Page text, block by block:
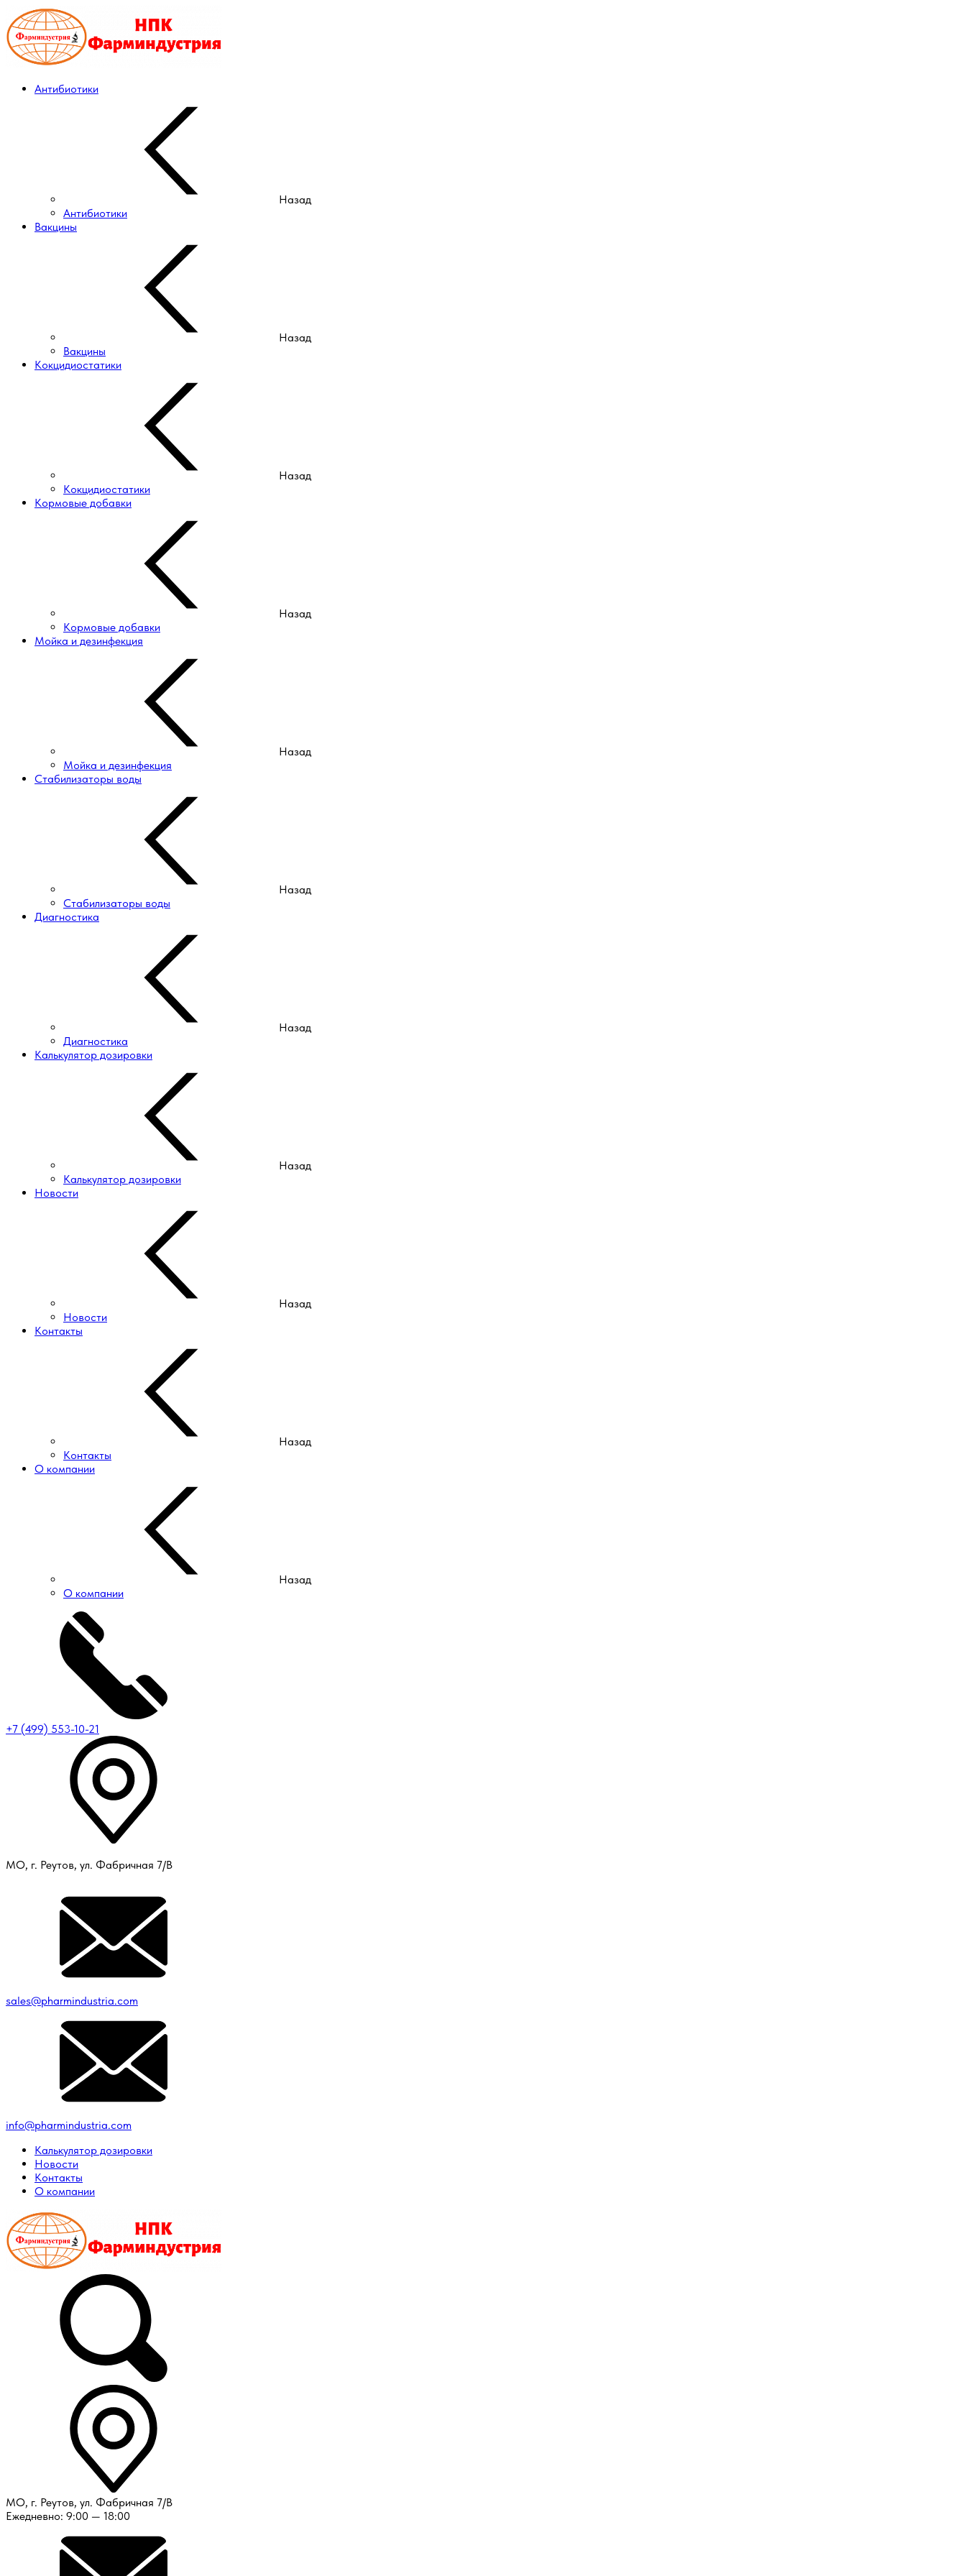
Антибиотики
Назад
Антибиотики
Вакцины
Назад
Вакцины
Кокцидиостатики
Назад
Кокцидиостатики
Кормовые добавки
Назад
Кормовые добавки
Мойка и дезинфекция
Назад
Мойка и дезинфекция
Стабилизаторы воды
Назад
Стабилизаторы воды
Диагностика
Назад
Диагностика
Калькулятор дозировки
Назад
Калькулятор дозировки
Новости
Назад
Новости
Контакты
Назад
Контакты
О компании
Назад
О компании
+7 (499) 553-10-21
МО, г. Реутов, ул. Фабричная 7/В
sales@pharmindustria.com
info@pharmindustria.com
Калькулятор дозировки
Новости
Контакты
О компании
МО, г. Реутов, ул. Фабричная 7/В
Ежедневно: 9:00 — 18:00